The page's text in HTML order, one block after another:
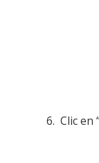
6. Clic en